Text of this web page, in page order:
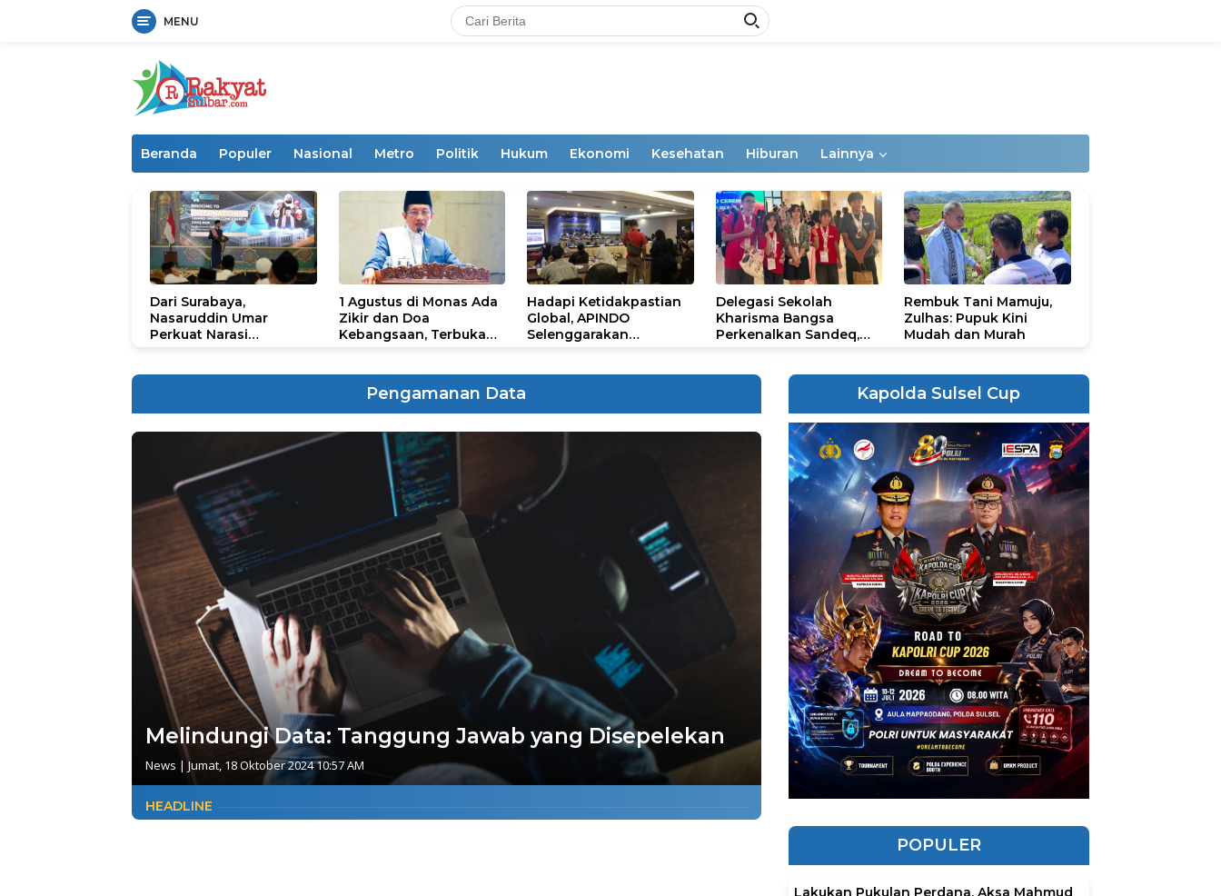
MENU
Beranda Populer Nasional Metro Politik Hukum Ekonomi Kesehatan Hiburan Lainnya
Dari Surabaya,
Nasaruddin Umar
Perkuat Narasi
1 Agustus di Monas Ada
Zikir dan Doa
Kebangsaan, Terbuka
Hadapi Ketidakpastian
Global, APINDO
Selenggarakan
Delegasi Sekolah
Kharisma Bangsa
Perkenalkan Sandeq,
STEAM Olympiad 2026
Rembuk Tani Mamuju,
Zulhas: Pupuk Kini
Mudah dan Murah
Pengamanan Data
Melindungi Data: Tanggung Jawab yang Disepelekan
News |Jumat, 18 Oktober 2024 10:57 AM
HEADLINE
Kapolda Sulsel Cup
POPULER
Lakukan Pukulan Perdana, Aksa Mahmud